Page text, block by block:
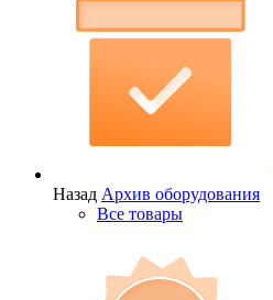
Назад Архив оборудования
Все товары